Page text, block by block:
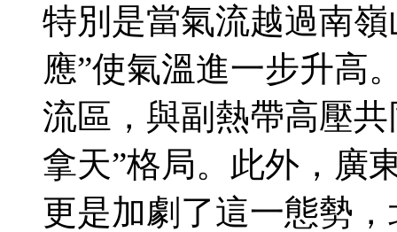
特別是當氣流越過南
應”使氣溫進一步升高
流區，與副熱帶高壓
拿天”格局。此外，廣
更是加劇了這一態勢